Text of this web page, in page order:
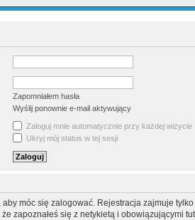
Zapomniałem hasła
Wyślij ponownie e-mail aktywujący
Zaloguj mnie automatycznie przy każdej wizycie
Ukryj mój status w tej sesji
aby móc się zalogować. Rejestracja zajmuje
zapoznałeś się z netykietą i obowiązującymi